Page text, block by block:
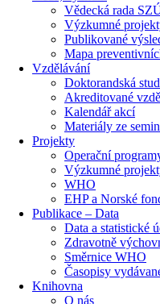
Vědecká rada
Výzkumné
Publikované
Mapa
Vzdělávání
Doktorandská
Akreditované
Kalendář akcí
Materiály ze
Projekty
Operační
Výzkumné
WHO
EHP a Norské
Publikace – Data
Data a statistické
Zdravotně
Směrnice WHO
Časopisy
Knihovna
O nás